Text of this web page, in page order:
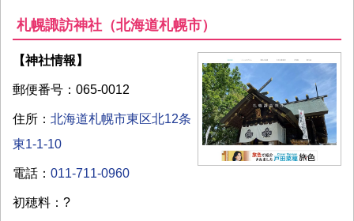
札幌諏訪神社（北海道札幌市）
【神社情報】
郵便番号：065-0012
住所： 北海道札幌市東区北12条
東1-1-10
電話： 011-711-0960
初穂料：?